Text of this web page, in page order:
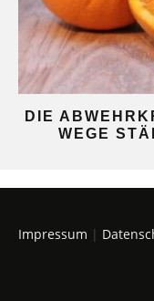
DIE
WEGE
Impressum |